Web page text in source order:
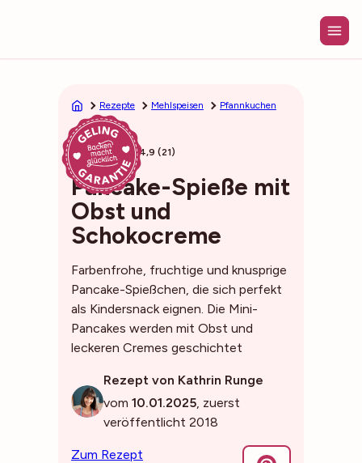
Rezepte Mehlspeisen Pfannkuchen
25min 4,9 (21)
Pancake-Spieße mit
Obst und
Schokocreme
Farbenfrohe, fruchtige und knusprige
Pancake-Spießchen, die sich perfekt
als Kindersnack eignen. Die Mini-
Pancakes werden mit Obst und
leckeren Cremes geschichtet
Rezept von Kathrin Runge
vom 10.01.2025, zuerst
veröffentlicht 2018
Zum Rezept